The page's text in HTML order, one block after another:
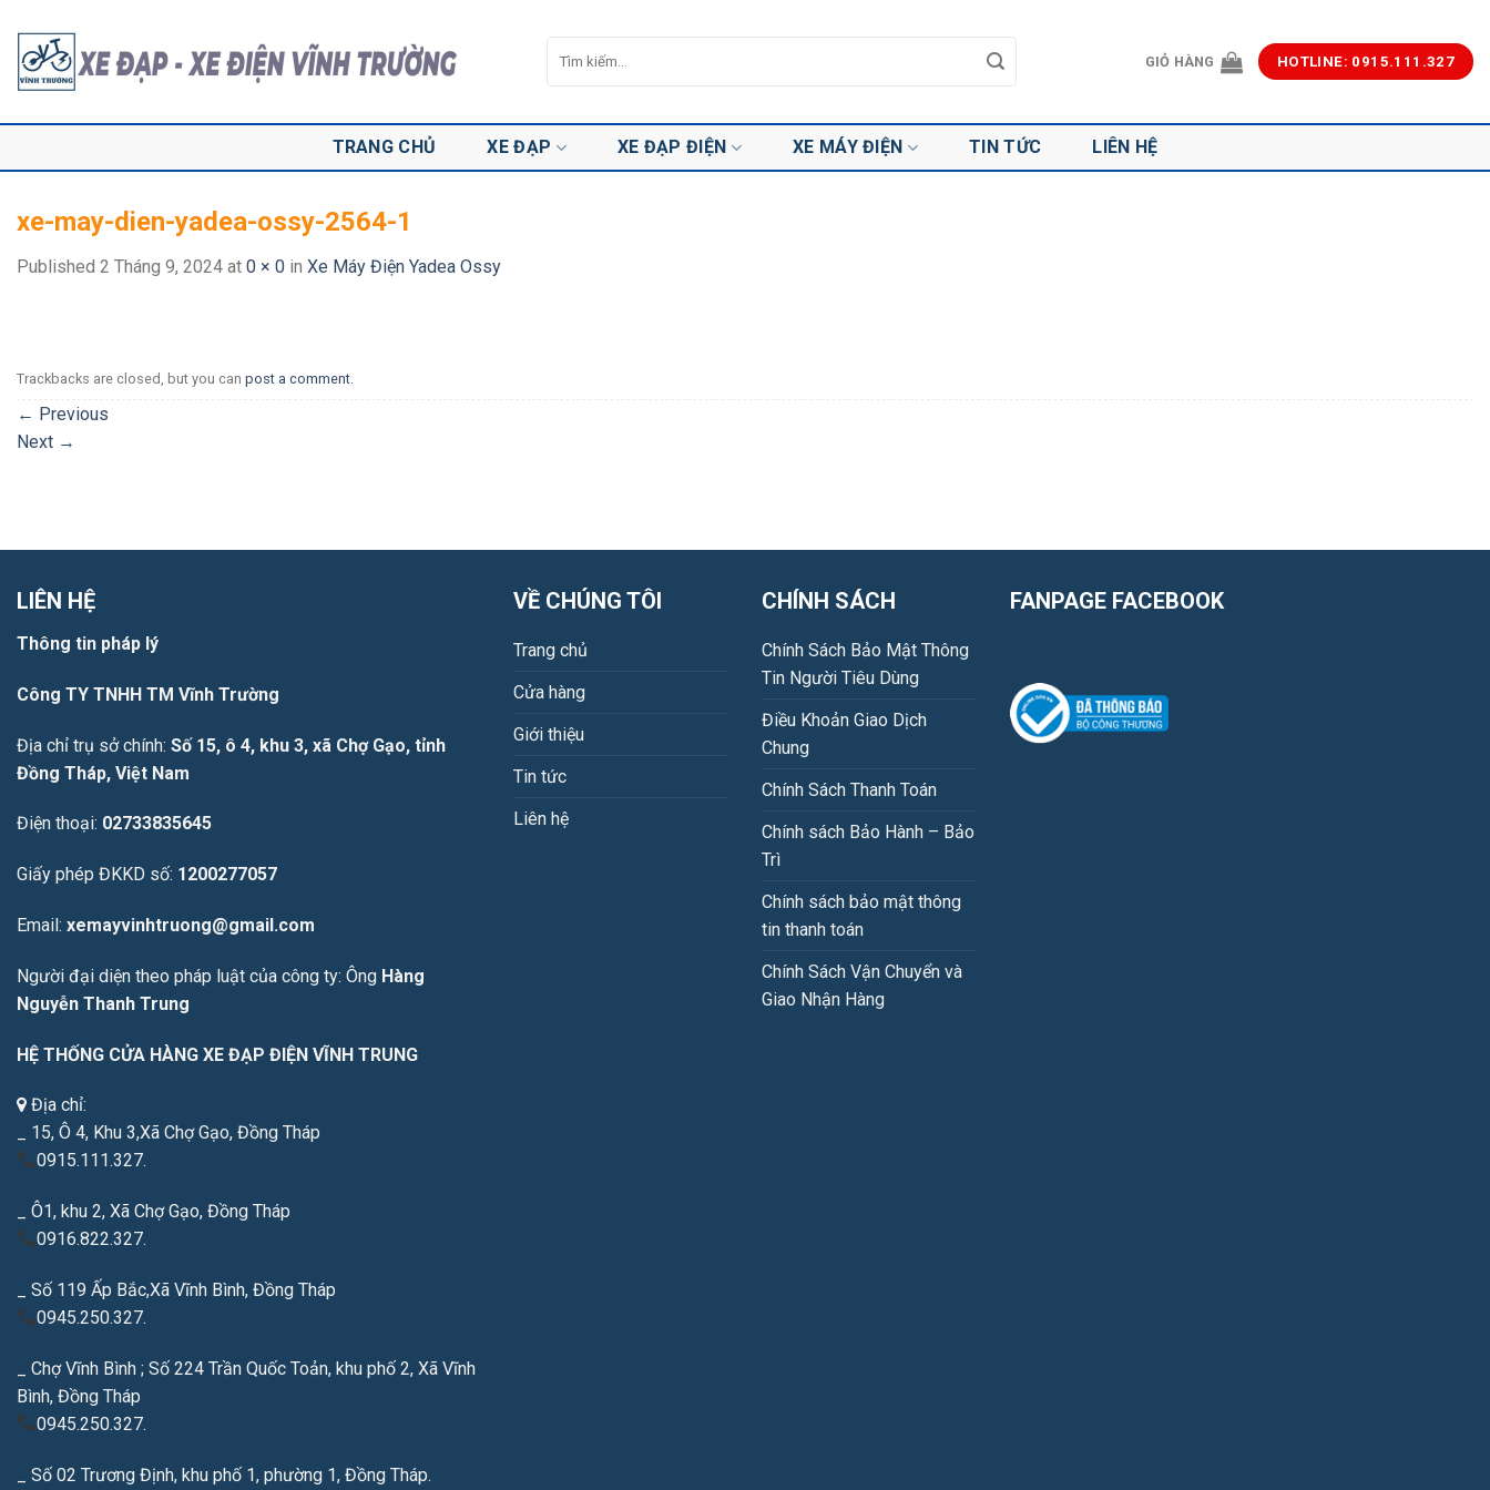
content
kiếm:
GIỎ HÀNG HOTLINE: 0915.111.327
TRANG CHỦ XE ĐẠP XE ĐẠP ĐIỆN XE MÁY ĐIỆN TIN TỨC LIÊN HỆ
xe-may-dien-yadea-ossy-2564-1
Published 2 Tháng 9, 2024 at 0 × 0 in Xe Máy Điện Yadea Ossy
Trackbacks are closed, but you can post a comment.
← Previous
Next →
LIÊN HỆ
Thông tin pháp lý
Công TY TNHH TM Vĩnh Trường
Địa chỉ trụ sở chính: Số 15, ô 4, khu 3, xã Chợ Gạo, tỉnh
Đồng Tháp, Việt Nam
Điện thoại: 02733835645
Giấy phép ĐKKD số: 1200277057
Email: xemayvinhtruong@gmail.com
Người đại diện theo pháp luật của công ty: Ông Hàng
Nguyễn Thanh Trung
HỆ THỐNG CỬA HÀNG XE ĐẠP ĐIỆN VĨNH TRUNG
Địa chỉ:
_ 15, Ô 4, Khu 3,Xã Chợ Gạo, Đồng Tháp
0915.111.327.
_ Ô1, khu 2, Xã Chợ Gạo, Đồng Tháp
0916.822.327.
_ Số 119 Ấp Bắc,Xã Vĩnh Bình, Đồng Tháp
0945.250.327.
_ Chợ Vĩnh Bình ; Số 224 Trần Quốc Toản, khu phố 2, Xã Vĩnh
Bình, Đồng Tháp
0945.250.327.
_ Số 02 Trương Định, khu phố 1, phường 1, Đồng Tháp.
VỀ CHÚNG TÔI
Trang chủ
Cửa hàng
Giới thiệu
Tin tức
Liên hệ
CHÍNH SÁCH
Chính Sách Bảo Mật Thông
Tin Người Tiêu Dùng
Điều Khoản Giao Dịch
Chung
Chính Sách Thanh Toán
Chính sách Bảo Hành – Bảo
Trì
Chính sách bảo mật thông
tin thanh toán
Chính Sách Vận Chuyển và
Giao Nhận Hàng
FANPAGE FACEBOOK